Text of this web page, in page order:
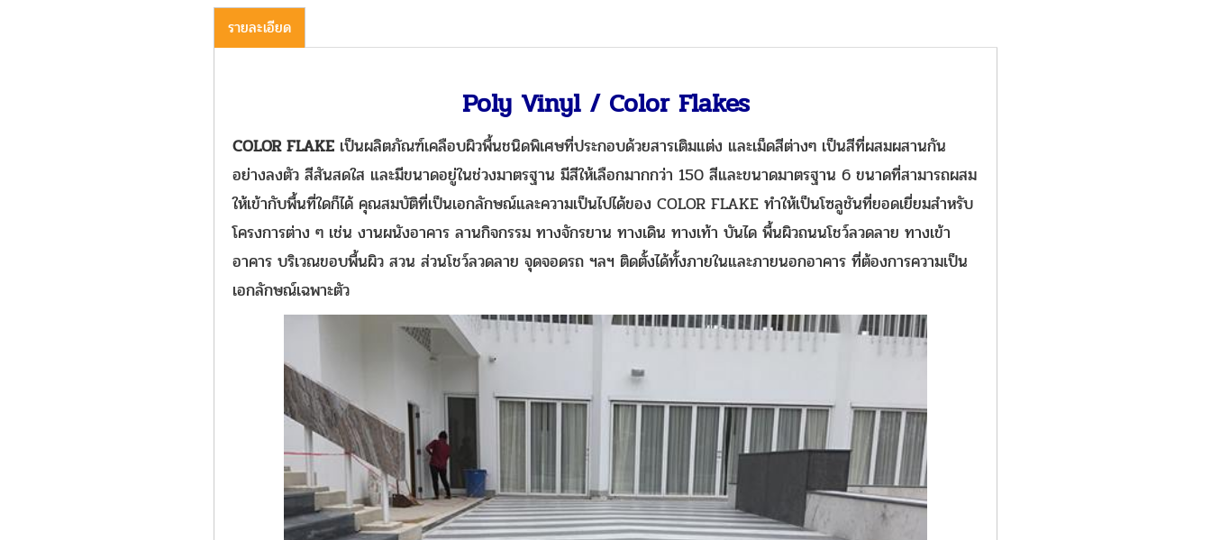
รายละเอียด
Poly Vinyl / Color Flakes
COLOR FLAKE เป็นผลิตภัณฑ์เคลือบผิวพื้นชนิดพิเศษที่ประกอบด้วยสารเติมแต่ง และเม็ดสีต่างๆ เป็นสีที่ผสมผสานกัน
อย่างลงตัว สีสันสดใส และมีขนาดอยู่ในช่วงมาตรฐาน มีสีให้เลือกมากกว่า 150 สีและขนาดมาตรฐาน 6 ขนาดที่สามารถผสม
ให้เข้ากับพื้นที่ใดก็ได้ คุณสมบัติที่เป็นเอกลักษณ์และความเป็นไปได้ของ COLOR FLAKE ทำให้เป็นโซลูชันที่ยอดเยี่ยมสำหรับ
โครงการต่าง ๆ เช่น งานผนังอาคาร ลานกิจกรรม ทางจักรยาน ทางเดิน ทางเท้า บันได พื้นผิวถนนโชว์ลวดลาย ทางเข้า
อาคาร บริเวณขอบพื้นผิว สวน ส่วนโชว์ลวดลาย จุดจอดรถ ฯลฯ ติดตั้งได้ทั้งภายในและภายนอกอาคาร ที่ต้องการความเป็น
เอกลักษณ์เฉพาะตัว